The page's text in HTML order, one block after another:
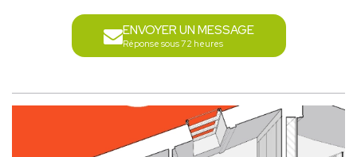
ENVOYER UN MESSAGE
Réponse sous 72 heures